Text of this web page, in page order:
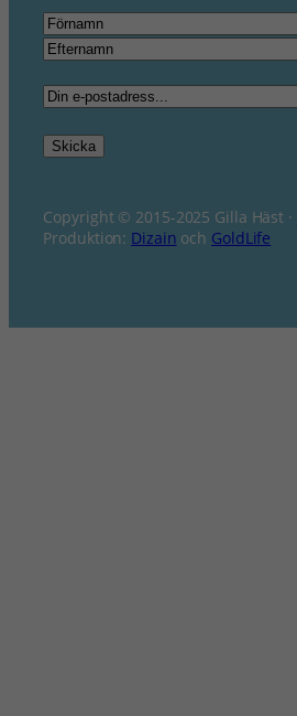
Namn*
Förnamn
E-
Skicka
Copyright © 2015-2025 Gilla Häst ·
Produktion: Dizain och GoldLife